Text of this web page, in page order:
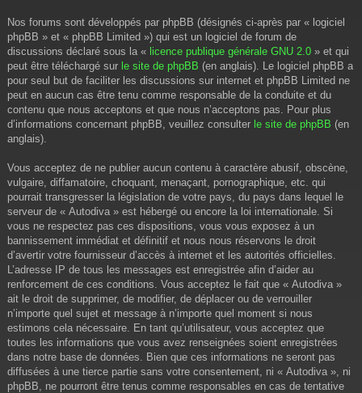
Nos forums sont développés par phpBB (désignés ci-après par « logiciel
phpBB » et « phpBB Limited ») qui est un logiciel de forum de
discussions déclaré sous la « licence publique générale GNU 2.0 » et qui
peut être téléchargé sur le site de phpBB (en anglais). Le logiciel phpBB a
pour seul but de faciliter les discussions sur internet et phpBB Limited ne
peut en aucun cas être tenu comme responsable de la conduite et du
contenu que nous acceptons et que nous n’acceptons pas. Pour plus
d’informations concernant phpBB, veuillez consulter le site de phpBB (en
anglais).
Vous acceptez de ne publier aucun contenu à caractère abusif, obscène,
vulgaire, diffamatoire, choquant, menaçant, pornographique, etc. qui
pourrait transgresser la législation de votre pays, du pays dans lequel le
serveur de « Autodiva » est hébergé ou encore la loi internationale. Si
vous ne respectez pas ces dispositions, vous vous exposez à un
bannissement immédiat et définitif et nous nous réservons le droit
d’avertir votre fournisseur d’accès à internet et les autorités officielles.
L’adresse IP de tous les messages est enregistrée afin d’aider au
renforcement de ces conditions. Vous acceptez le fait que « Autodiva »
ait le droit de supprimer, de modifier, de déplacer ou de verrouiller
n’importe quel sujet et message à n’importe quel moment si nous
estimons cela nécessaire. En tant qu’utilisateur, vous acceptez que
toutes les informations que vous avez renseignées soient enregistrées
dans notre base de données. Bien que ces informations ne seront pas
diffusées à une tierce partie sans votre consentement, ni « Autodiva », ni
phpBB, ne pourront être tenus comme responsables en cas de tentative